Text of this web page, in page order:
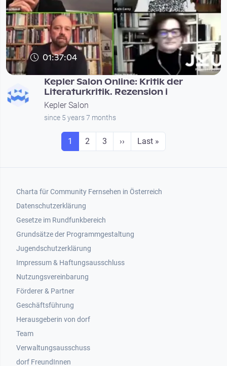
01:37:04
Kepler Salon Online: Kritik der
Literaturkritik. Rezension i
Kepler Salon
since 5 years 7 months
Seitennummerierung
Seite
1 Seite
2 Seite
3 Next page
›› Last page
Last »
Footer 1
Charta für Community Fernsehen in Österreich
Datenschutzerklärung
Gesetze im Rundfunkbereich
Grundsätze der Programmgestaltung
Jugendschutzerklärung
Impressum & Haftungsausschluss
Nutzungsvereinbarung
Footer 2
Förderer & Partner
Geschäftsführung
Herausgeberin von dorf
Team
Verwaltungsausschuss
dorf FreundInnen